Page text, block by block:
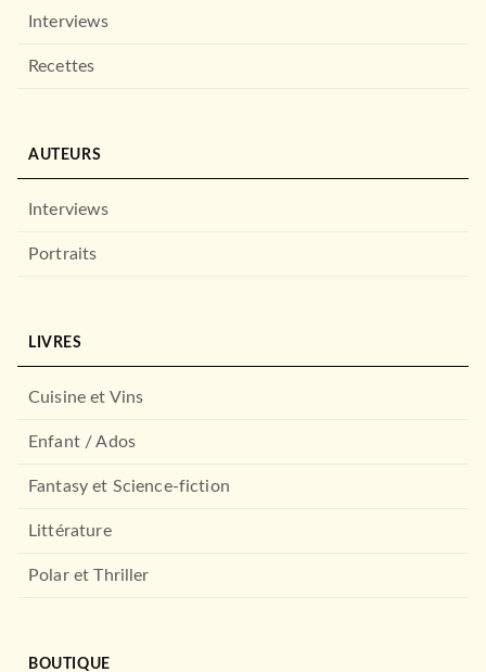
BRAGELONNE
Deuxième Générati…
BRAGELONNE
Interviews
Recettes
AUTEURS
Interviews
Portraits
LIVRES
Cuisine et Vins
Enfant / Ados
Fantasy et Science-fiction
Littérature
Polar et Thriller
BOUTIQUE